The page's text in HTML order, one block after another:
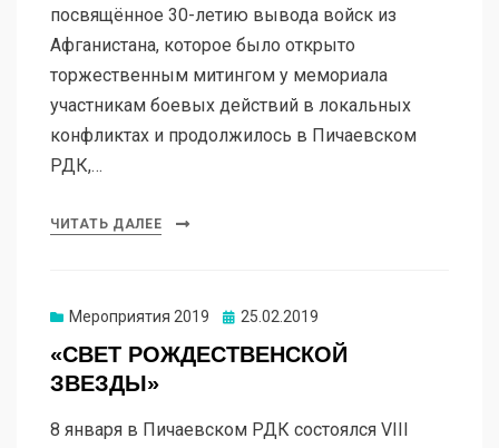
посвящённое 30-летию вывода войск из
Афганистана, которое было открыто
торжественным митингом у мемориала
участникам боевых действий в локальных
конфликтах и продолжилось в Пичаевском
РДК,…
ЧИТАТЬ ДАЛЕЕ
Мероприятия 2019 25.02.2019
«СВЕТ РОЖДЕСТВЕНСКОЙ
ЗВЕЗДЫ»
8 января в Пичаевском РДК состоялся VIII